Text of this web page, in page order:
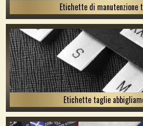
Etichette di manutenzione
Etichette taglie